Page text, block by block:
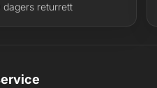
dagers returrett